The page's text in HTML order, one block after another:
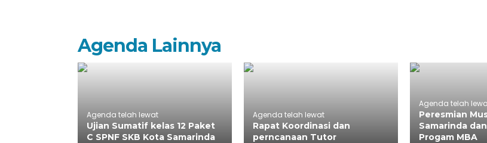
Agenda Lainnya
Agenda telah lewat
Ujian Sumatif kelas 12 Paket
C SPNF SKB Kota Samarinda
Agenda telah lewat
Rapat Koordinasi dan
perncanaan Tutor
Agenda telah
Peresmian
Samarinda
Progam MBA